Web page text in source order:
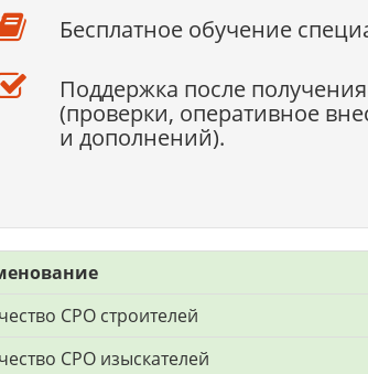
Бесплатное обучение
Поддержка после
(проверки, оперативное
и дополнений).
СРО строителей
СРО изыскателей